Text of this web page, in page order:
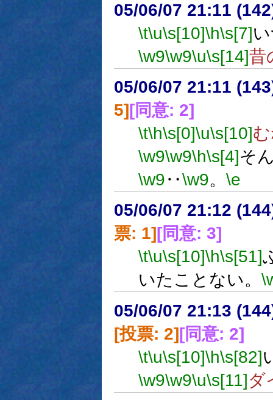
05/06/07 21:11
\t\u\s[10]\h\s[7]
\w9\w9\u\s[14]昔
05/06/07 21:11
5][同意: 2]
\t\h\s[0]\u\s[10]
\w9\w9\h\s[4]そ
\w9‥\w9。 \e
05/06/07 21:12
票: 1] [同意: 3]
\t\u\s[10]\h\s[51]
いたことない。
05/06/07 21:13
[投票: 2][同意: 2]
\t\u\s[10]\h\s[82]
\w9\w9\u\s[11]ダ